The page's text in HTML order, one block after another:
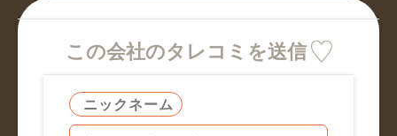
この会社のタレコミを送信